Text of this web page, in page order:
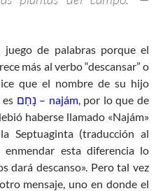
de palabras porque el
más al verbo “descansar” o
que el nombre de su hijo
נָחַם – najám, por lo que de
haberse llamado «Najám»
Septuaginta (traducción al
esta diferencia lo
dará descanso». Pero tal vez
mensaje, uno en donde el